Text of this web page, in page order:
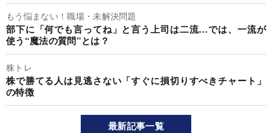
もう悩まない！職場・未解決問題
部下に「何でも言ってね」と言う上司は二流…では、一流が
使う“魔法の質問”とは？
株トレ
株で勝てる人は見逃さない「すぐに損切りすべきチャート」
の特徴
最新記事一覧